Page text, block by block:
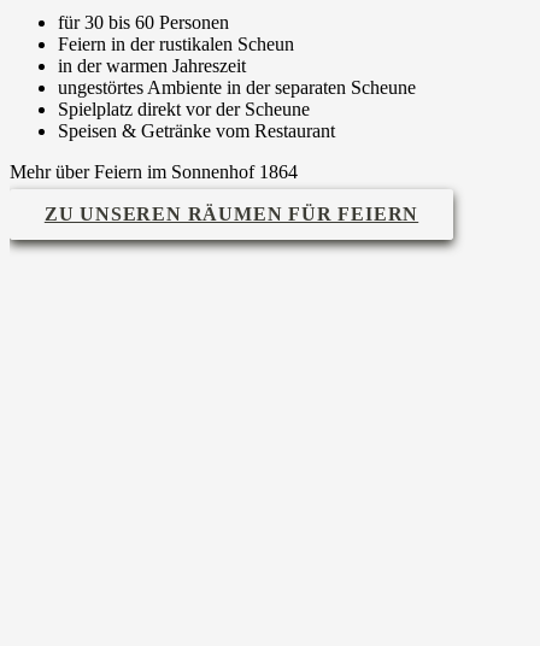
für 30 bis 60 Personen
Feiern in der rustikalen Scheun
in der warmen Jahreszeit
ungestörtes Ambiente in der separaten Scheune
Spielplatz direkt vor der Scheune
Speisen & Getränke vom Restaurant
Mehr über Feiern im Sonnenhof 1864
ZU UNSEREN RÄUMEN FÜR FEIERN